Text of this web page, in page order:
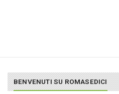
BENVENUTI SU ROMASEDICI